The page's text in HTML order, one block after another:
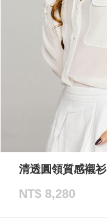
清透圓領質感襯衫
NT$ 8,280